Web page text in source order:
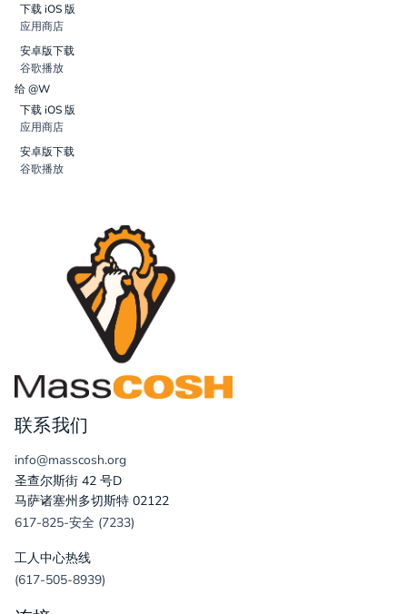
下载 iOS 版
应用商店
安卓版下载
谷歌播放
给 @W
下载 iOS 版
应用商店
安卓版下载
谷歌播放
联系我们
info@masscosh.org
圣查尔斯街 42 号D
马萨诸塞州多切斯特 02122
617-825-安全 (7233)
工人中心热线
(617-505-8939)